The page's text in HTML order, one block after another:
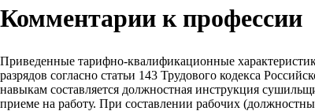
Комментарии к профессии
Приведенные тарифно-квалификационные
разрядов согласно статьи 143 Трудового кодекса
навыкам составляется должностная инструкция
приеме на работу. При составлении рабочих